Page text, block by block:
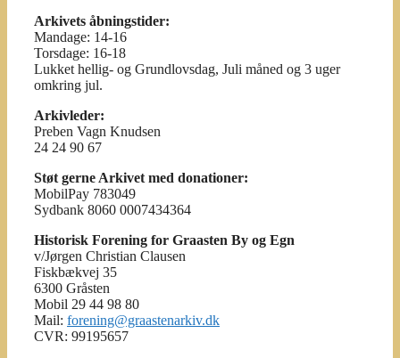
Arkivets åbningstider:
Mandage: 14-16
Torsdage: 16-18
Lukket hellig- og Grundlovsdag, Juli måned og 3 uger
omkring jul.
Arkivleder:
Preben Vagn Knudsen
24 24 90 67
Støt gerne Arkivet med donationer:
MobilPay 783049
Sydbank 8060 0007434364
Historisk Forening for Graasten By og Egn
v/Jørgen Christian Clausen
Fiskbækvej 35
6300 Gråsten
Mobil 29 44 98 80
Mail: forening@graastenarkiv.dk
CVR: 99195657